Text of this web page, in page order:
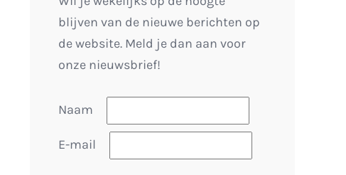
blijven van de nieuwe berichten op
de website. Meld je dan aan voor
onze nieuwsbrief!
Naam
E-mail